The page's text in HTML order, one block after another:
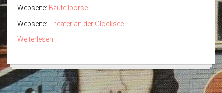
Webseite: Bauteilbörse
Webseite: Theater an der Glocksee
Weiterlesen
Theater